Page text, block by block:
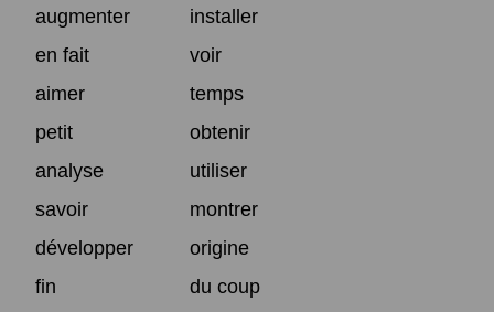
augmenter
installer
en fait
voir
aimer
temps
petit
obtenir
analyse
utiliser
savoir
montrer
développer
origine
fin
du coup